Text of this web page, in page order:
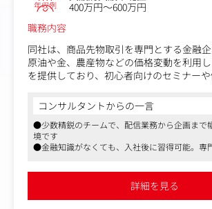
・配信の要因分析と言語化
【2】配信者サポート
・配信スケジュール調整、商品情報・台
・配信前の準備確認（機材・環境・在庫
・配信中のリアルタイムサポート（チャ
行合図）
ーへの共有
【3】企画立案・実行サポート
・プロデューサーが立てた企画（キャンペ
・数値データをもとにした改善仮説の提
インナップ・訴求内容等）
・新商品・新規コラボ時の企画への同席
年収例
400万円～600万円
職務内容
同社は、商品先物取引を専門とする金融企
原油や金、農産物などの価格変動を利用
を提供しており、初心者向けのセミナー
営業企画部の配信ディレクターとして、オ
ー、対面セミナーの運営に関わる業務を
最初からすべてを一人で担当するのではな
ゆくゆくは、セミナーや配信コンテンツの
コンサルタントからの一言
●少数精鋭のチームで、配信業務から企画まで
境です
●金融知識がなくても、入社後に習得可能。専
詳細を見る